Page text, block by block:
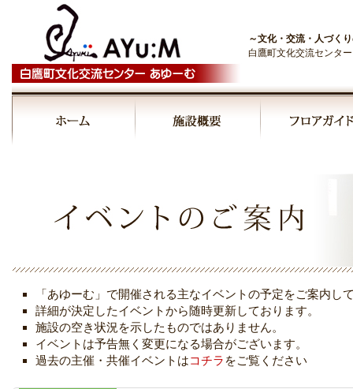
～文化・交流・人づく
白鷹町文化交流センタ
「あゆーむ」で開催される主なイベントの予定をご案内し
詳細が決定したイベントから随時更新しております。
施設の空き状況を示したものではありません。
イベントは予告無く変更になる場合がございます。
過去の主催・共催イベントはコチラ をご覧ください
04:00